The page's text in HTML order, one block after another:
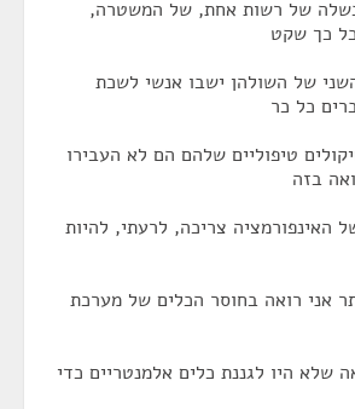
של רשות אחת, של המשטרה,
כך שקט
של השולהן ישבו אנשי לשכת
כל כר
טיפוליים שלהם הם לא העבירו
בזה
האינפורמציה צריכה, לרעתי, להיות
אני רואה בחוסר הכלים של מערכת
שלא היו לגננת כלים אלמנטריים כדי